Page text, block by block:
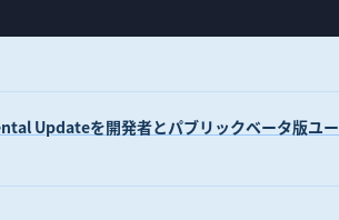
Updateを開発者とパブリックベータ版ユー